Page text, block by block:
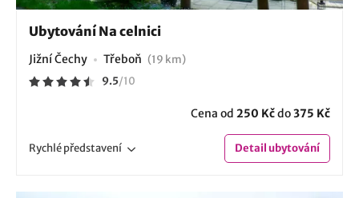
Ubytování Na celnici
Jižní Čechy Třeboň (19 km)
9.5/10
Cena od 250 Kčdo375 Kč
Rychlépředstavení Detailubytování